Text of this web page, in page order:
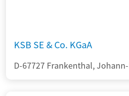
KSB SE & Co. KGaA
D-67727 Frankenthal,